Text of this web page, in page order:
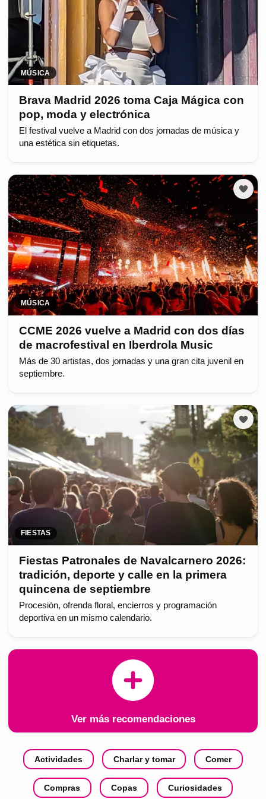
MÚSICA
Brava Madrid 2026 toma Caja Mágica con
pop, moda y electrónica
El festival vuelve a Madrid con dos jornadas de música y
una estética sin etiquetas.
MÚSICA
CCME 2026 vuelve a Madrid con dos días
de macrofestival en Iberdrola Music
Más de 30 artistas, dos jornadas y una gran cita juvenil en
septiembre.
FIESTAS
Fiestas Patronales de Navalcarnero 2026:
tradición, deporte y calle en la primera
quincena de septiembre
Procesión, ofrenda floral, encierros y programación
deportiva en un mismo calendario.
Ver más recomendaciones
Actividades Charlar y tomar Comer
Compras Copas Curiosidades